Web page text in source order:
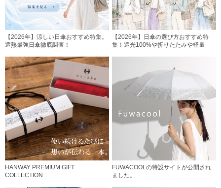
【2026年】涼しい日傘おすすめ特集。
遮熱最強日傘徹底調査！
【2026年】日傘の選び方おすすめ特
集！遮光100%や折りたたみや軽量
HANWAY PREMIUM GIFT
COLLECTION
FUWACOOLの特設サイトが公開され
ました。